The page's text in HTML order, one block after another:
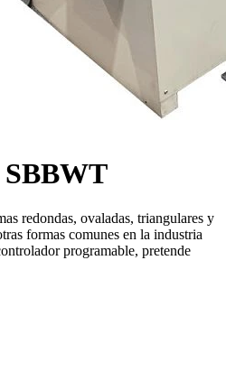
redondas, ovaladas, triangulares y
formas comunes en la industria
programable, pretende